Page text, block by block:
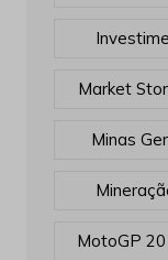
Market
Minas
MotoGP